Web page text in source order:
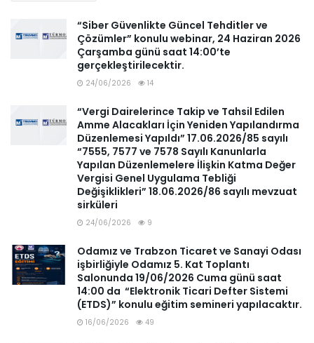
“Siber Güvenlikte Güncel Tehditler ve
Çözümler” konulu webinar, 24 Haziran 2026
Çarşamba günü saat 14:00’te
gerçekleştirilecektir.
24/06/2026 14
“Vergi Dairelerince Takip ve Tahsil Edilen
Amme Alacakları İçin Yeniden Yapılandırma
Düzenlemesi Yapıldı” 17.06.2026/85 sayılı
“7555, 7577 ve 7578 Sayılı Kanunlarla
Yapılan Düzenlemelere İlişkin Katma Değer
Vergisi Genel Uygulama Tebliği
Değişiklikleri” 18.06.2026/86 sayılı mevzuat
sirküleri
24/06/2026 9
Odamız ve Trabzon Ticaret ve Sanayi Odası
işbirliğiyle Odamız 5. Kat Toplantı
Salonunda 19/06/2026 Cuma günü saat
14:00 da “Elektronik Ticari Defter Sistemi
(ETDS)” konulu eğitim semineri yapılacaktır.
16/06/2026 49